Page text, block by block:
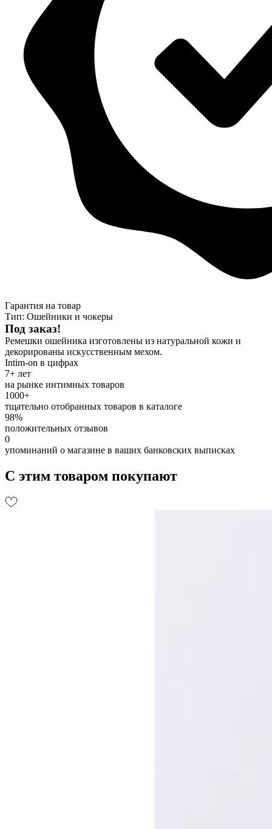
Гарантия на товар
Тип: Ошейники и чокеры
Под заказ!
Ремешки ошейника изготовлены из натуральной кожи и
декорированы искусственным мехом.
Intim-on в цифрах
7+ лет
на рынке интимных товаров
1000+
тщательно отобранных товаров в каталоге
98%
положительных отзывов
0
упоминаний о магазине в ваших банковских выписках
С этим товаром покупают